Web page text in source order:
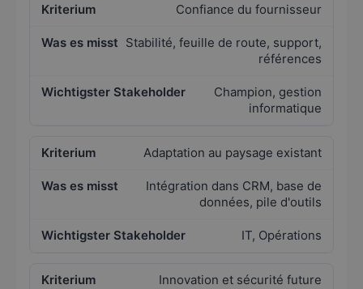
Confiance du fournisseur
Stabilité, feuille de route, support,
références
Champion, gestion
informatique
Adaptation au paysage existant
Intégration dans CRM, base de
données, pile d'outils
IT, Opérations
Innovation et sécurité future